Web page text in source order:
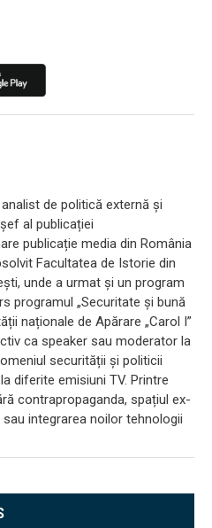
de politică externă și
al publicației
publicație media din România
Facultatea de Istorie din
unde a urmat și un program
programul „Securitate și bună
naționale de Apărare „Carol I”
ca speaker sau moderator la
securității și politicii
diferite emisiuni TV. Printre
contrapropaganda, spațiul ex-
integrarea noilor tehnologii